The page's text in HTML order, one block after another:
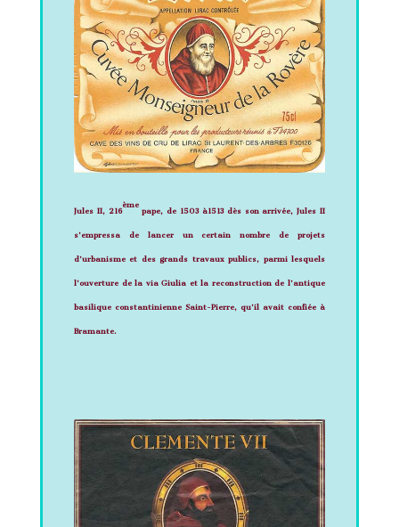
Jules II, 216
ème
pape, de 1503 à1513 dès son arrivée, Jules II
s’empressa de lancer un certain nombre de projets
d’urbanisme et des grands travaux publics, parmi lesquels
l’ouverture de la via Giulia et la reconstruction de l’antique
basilique constantinienne Saint-Pierre, qu’il avait confiée à
Bramante.